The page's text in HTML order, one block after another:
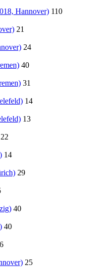
Hannover) 110
21
24
40
31
14
13
22
14
29
40
40
25